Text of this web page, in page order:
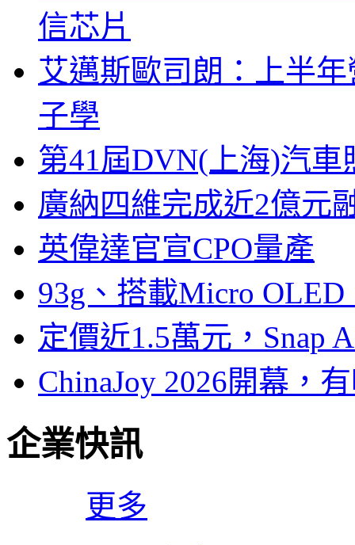
信芯片
艾邁斯歐司朗：上半
子學
第41屆DVN(上海)汽
廣納四維完成近2億元
英偉達官宣CPO量產
93g、搭載Micro
定價近1.5萬元，Snap
ChinaJoy 2026開幕，
企業快訊
更多